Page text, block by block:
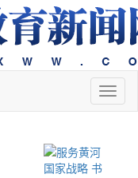
切
换